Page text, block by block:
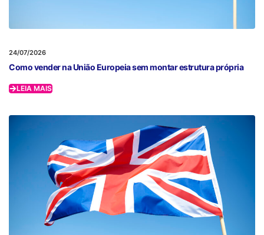
24/07/2026
Como vender na União Europeia sem montar estrutura própria
LEIA MAIS